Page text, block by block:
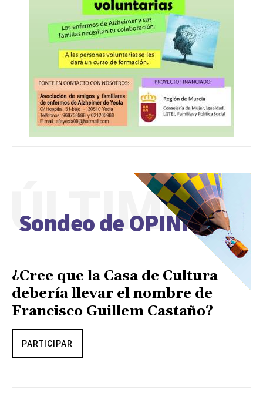
Sondeo de OPINIÓN
ÚLTIMO
¿Cree que la Casa de Cultura
debería llevar el nombre de
Francisco Guillem Castaño?
PARTICIPAR